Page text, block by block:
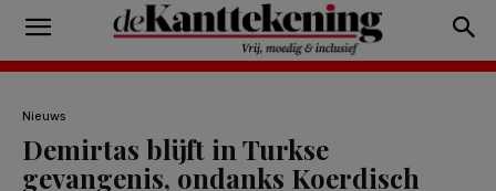
Nieuws
Demirtas blijft in Turkse
gevangenis, ondanks Koerdisch